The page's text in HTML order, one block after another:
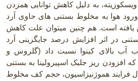
به دلیل کاهش توانایی همزدن
هوا به مخلوط بستنی های حاوی آرد
یافته است. هم چنین میتوان علت کاهش
در اثر افزایش درصد جایگزینی آرد
آب بالای کینوا نسبت داد (گلروس و
افزودن ریز جلبک اسپیرولینا به بستنی
فرایند هموژنیزاسیون، حجم کف مخلوط